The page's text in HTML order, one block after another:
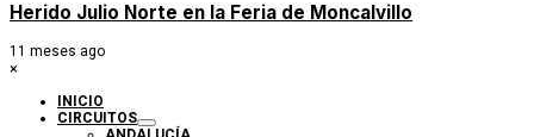
Herido Julio Norte en la Feria de Moncalvillo
11 meses ago
×
INICIO
CIRCUITOS